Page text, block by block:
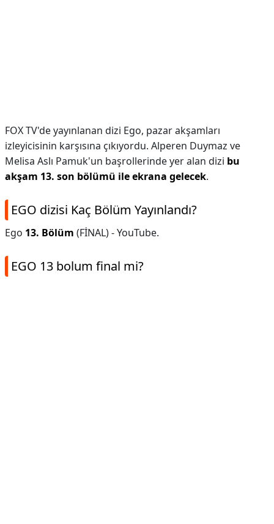
FOX TV'de yayınlanan dizi Ego, pazar akşamları
izleyicisinin karşısına çıkıyordu. Alperen Duymaz ve
Melisa Aslı Pamuk'un başrollerinde yer alan dizi bu
akşam 13. son bölümü ile ekrana gelecek.
EGO dizisi Kaç Bölüm Yayınlandı?
Ego 13. Bölüm (FİNAL) - YouTube.
EGO 13 bolum final mi?